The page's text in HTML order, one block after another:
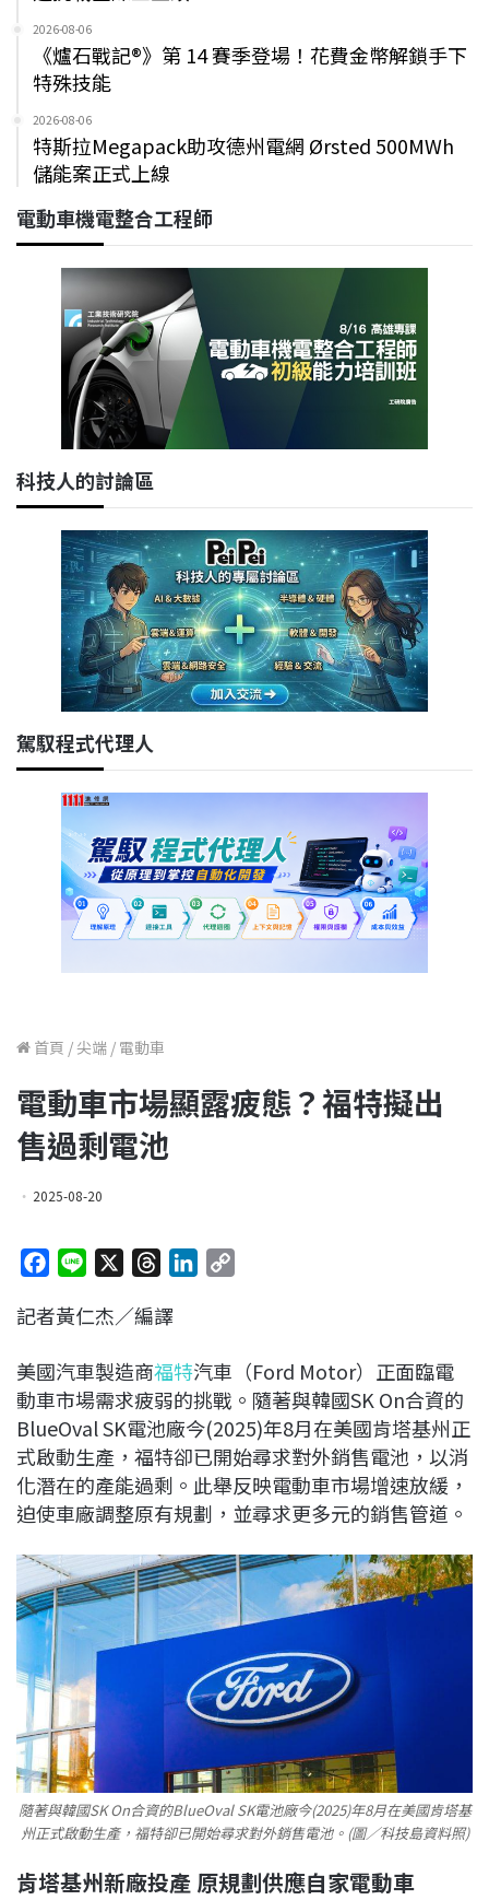
2026-08-06
《爐石戰記®》第 14 賽季登場！花費金幣解鎖手下
特殊技能
2026-08-06
特斯拉Megapack助攻德州電網 Ørsted 500MWh
儲能案正式上線
電動車機電整合工程師
科技人的討論區
駕馭程式代理人